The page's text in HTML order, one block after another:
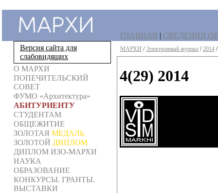
Версия сайта для
слабовидящих
О МАРХИ
ПОПЕЧИТЕЛЬСКИЙ
СОВЕТ
ФУМО «Архитектура»
АБИТУРИЕНТУ
СТУДЕНТАМ
ОБЩЕЖИТИЕ
ЗОЛОТАЯ МЕДАЛЬ
ЗОЛОТОЙ ДИПЛОМ
ДИПЛОМ ИЗО-МАРХИ
НАУКА
ОБРАЗОВАНИЕ
КОНКУРСЫ. ГРАНТЫ.
ВЫСТАВКИ
ГЛАВНАЯ | СВЕДЕНИЯ
МАРХИ /Электронный журнал /2014
4(29) 2014